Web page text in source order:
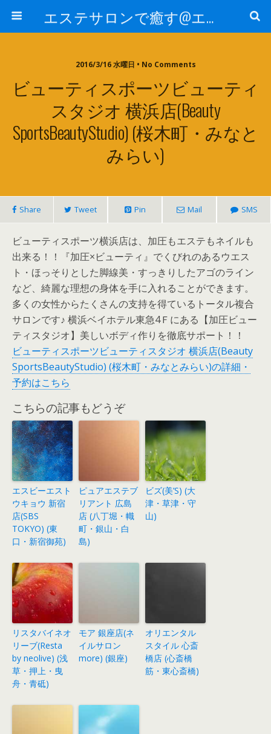
エステサロンで癒す@エステ～全国エステ情報
2016/3/16 水曜日 • No Comments
ビューティスポーツビューティ
スタジオ 横浜店(Beauty
SportsBeautyStudio) (桜木町・みなと
みらい)
Share Tweet Pin Mail SMS
ビューティスポーツ横浜店は、加圧もエステもネイルも
出来る！！『加圧×ビューティ』でくびれのあるウエス
ト・ほっそりとした脚線美・すっきりしたアゴのライン
など、綺麗な理想の身体を手に入れることができます。
多くの女性からたくさんの支持を得ているトータル複合
サロンです♪ 横浜ベイホテル東急4Ｆにある【加圧ビュー
ティスタジオ】美しいボディ作りを徹底サポート！！
ビューティスポーツビューティスタジオ 横浜店(Beauty
SportsBeautyStudio) (桜木町・みなとみらい)の詳細・
予約はこちら
こちらの記事もどうぞ
エスビーエスト
ウキョウ 新宿
店(SBS
TOKYO) (東
口・新宿御苑)
ピュアエステブ
リアント 広島
店 (八丁堀・幟
町・銀山・白
島)
ビズ(美’S) (大
津・草津・守
山)
リスタバイネオ
リーブ(Resta
by neolive) (浅
草・押上・曳
舟・青砥)
モア 銀座店(ネ
イルサロン
more) (銀座)
オリエンタル
スタイル 心斎
橋店 (心斎橋
筋・東心斎橋)